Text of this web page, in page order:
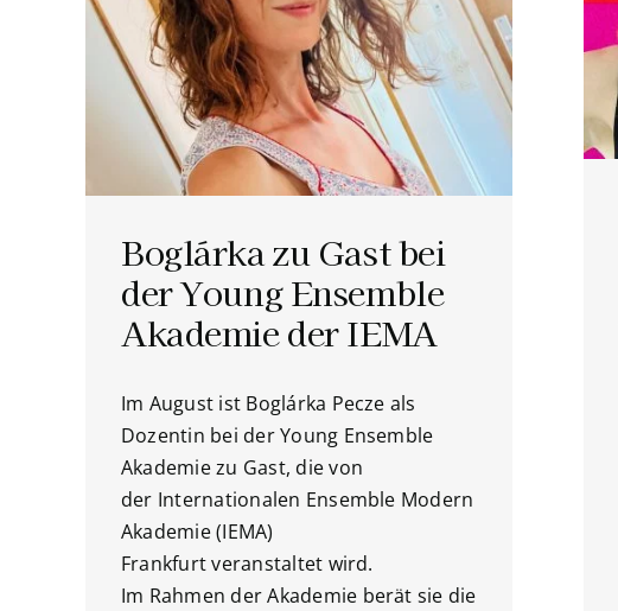
Boglárka zu Gast bei
der Young Ensemble
Akademie der IEMA
Im August ist Boglárka Pecze als
Dozentin bei der Young Ensemble
Akademie zu Gast, die von
der Internationalen Ensemble Modern
Akademie (IEMA)
Frankfurt veranstaltet wird.
Im Rahmen der Akademie berät sie die